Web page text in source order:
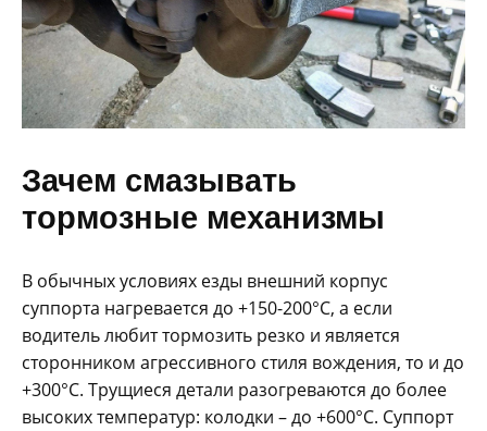
Зачем смазывать
тормозные механизмы
В обычных условиях езды внешний корпус
суппорта нагревается до +150-200°C, а если
водитель любит тормозить резко и является
сторонником агрессивного стиля вождения, то и до
+300°C. Трущиеся детали разогреваются до более
высоких температур: колодки – до +600°C. Суппорт